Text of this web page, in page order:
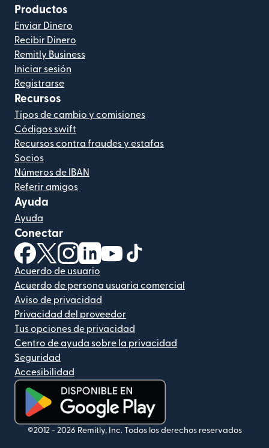
Productos
Enviar Dinero
Recibir Dinero
Remitly Business
Iniciar sesión
Registrarse
Recursos
Tipos de cambio y comisiones
Códigos swift
Recursos contra fraudes y estafas
Socios
Números de IBAN
Referir amigos
Ayuda
Ayuda
Conectar
(se abre en una ventana nueva)
(se abre en una ventana nueva)
(se abre en una ventana nueva)
(se abre en una ventana nueva)
(se abre en una ventana nueva)
Acuerdo de usuario
Acuerdo de persona usuaria comercial
Aviso de privacidad
Privacidad del proveedor
Tus opciones de privacidad
Centro de ayuda sobre la privacidad
Seguridad
Accesibilidad
(se abre en una ventana nueva)
©2012 - 2026 Remitly, Inc. Todos los derechos reservados